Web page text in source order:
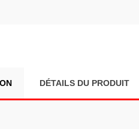
DÉTAILS DU PRODUIT